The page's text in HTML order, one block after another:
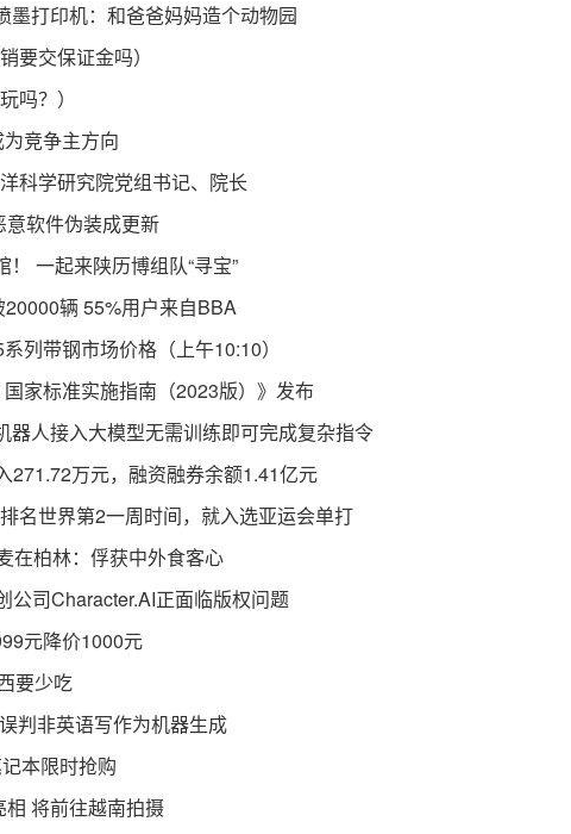
墨打印机：和爸爸妈妈造个动物园
要交保证金吗）
吗？）
竞争主方向
科学研究院党组书记、院长
软件伪装成更新
！ 一起来陕历博组队“寻宝”
辆 55%用户来自BBA
列带钢市场价格（上午10:10）
国家标准实施指南（2023版）》发布
器人接入大模型无需训练即可完成复杂指令
271.72万元，融资融券余额1.41亿元
名世界第2一周时间，就入选亚运会单打
在柏林：俘获中外食客心
公司Character.AI正面临版权问题
元降价1000元
要少吃
判非英语写作为机器生成
本限时抢购
将前往越南拍摄